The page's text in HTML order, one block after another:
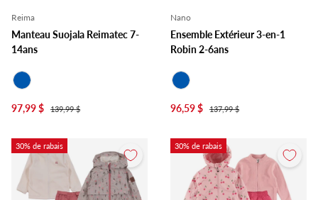
Reima
Manteau Suojala Reimatec 7-
14ans
97,99 $
139,99 $
Nano
Ensemble Extérieur 3-en-1
Robin 2-6ans
96,59 $
137,99 $
30% de rabais 30% de rabais